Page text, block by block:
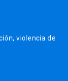
violencia de